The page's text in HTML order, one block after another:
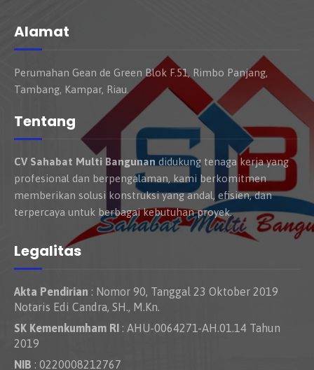
Alamat
Perumahan Gean de Green Blok F.51, Rimbo Panjang,
Tambang, Kampar, Riau.
Tentang
CV Sahabat Multi Bangunan didukung tenaga kerja yang
profesional dan berpengalaman, kami berkomitmen
memberikan solusi konstruksi yang andal, efisien, dan
terpercaya untuk berbagai kebutuhan proyek.
Legalitas
Akta Pendirian : Nomor 90, Tanggal 23 Oktober 2019
Notaris Edi Candra, SH., M.Kn.
SK Kemenkumham RI : AHU-0064271-AH.01.14 Tahun
2019
NIB : 0220008212767